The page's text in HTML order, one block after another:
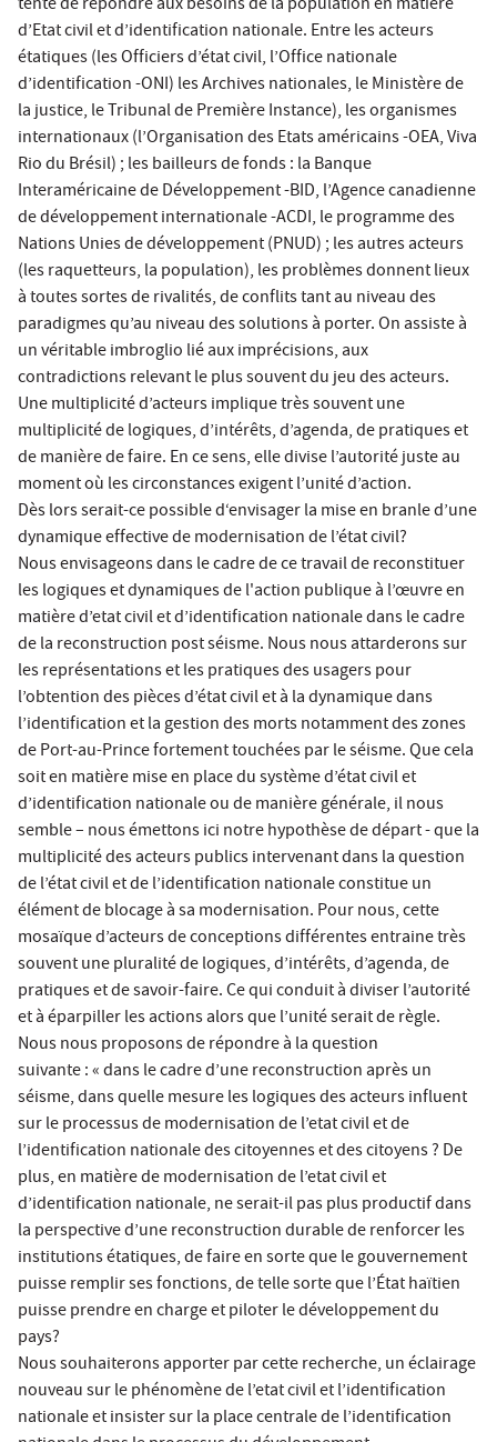
d’Etat civil et d’identification nationale. Entre les acteurs
étatiques (les Officiers d’état civil, l’Office nationale
d’identification -ONI) les Archives nationales, le Ministère de
la justice, le Tribunal de Première Instance), les organismes
internationaux (l’Organisation des Etats américains -OEA, Viva
Rio du Brésil) ; les bailleurs de fonds : la Banque
Interaméricaine de Développement -BID, l’Agence canadienne
de développement internationale -ACDI, le programme des
Nations Unies de développement (PNUD) ; les autres acteurs
(les raquetteurs, la population), les problèmes donnent lieux
à toutes sortes de rivalités, de conflits tant au niveau des
paradigmes qu’au niveau des solutions à porter. On assiste à
un véritable imbroglio lié aux imprécisions, aux
contradictions relevant le plus souvent du jeu des acteurs.
Une multiplicité d’acteurs implique très souvent une
multiplicité de logiques, d’intérêts, d’agenda, de pratiques et
de manière de faire. En ce sens, elle divise l’autorité juste au
moment où les circonstances exigent l’unité d’action.
Dès lors serait-ce possible d‘envisager la mise en branle d’une
dynamique effective de modernisation de l’état civil?
Nous envisageons dans le cadre de ce travail de reconstituer
les logiques et dynamiques de l'action publique à l’œuvre en
matière d’etat civil et d’identification nationale dans le cadre
de la reconstruction post séisme. Nous nous attarderons sur
les représentations et les pratiques des usagers pour
l’obtention des pièces d’état civil et à la dynamique dans
l’identification et la gestion des morts notamment des zones
de Port-au-Prince fortement touchées par le séisme. Que cela
soit en matière mise en place du système d’état civil et
d’identification nationale ou de manière générale, il nous
semble – nous émettons ici notre hypothèse de départ - que la
multiplicité des acteurs publics intervenant dans la question
de l’état civil et de l’identification nationale constitue un
élément de blocage à sa modernisation. Pour nous, cette
mosaïque d’acteurs de conceptions différentes entraine très
souvent une pluralité de logiques, d’intérêts, d’agenda, de
pratiques et de savoir-faire. Ce qui conduit à diviser l’autorité
et à éparpiller les actions alors que l’unité serait de règle.
Nous nous proposons de répondre à la question
suivante : « dans le cadre d’une reconstruction après un
séisme, dans quelle mesure les logiques des acteurs influent
sur le processus de modernisation de l’etat civil et de
l’identification nationale des citoyennes et des citoyens ? De
plus, en matière de modernisation de l’etat civil et
d’identification nationale, ne serait-il pas plus productif dans
la perspective d’une reconstruction durable de renforcer les
institutions étatiques, de faire en sorte que le gouvernement
puisse remplir ses fonctions, de telle sorte que l’État haïtien
puisse prendre en charge et piloter le développement du
pays?
Nous souhaiterons apporter par cette recherche, un éclairage
nouveau sur le phénomène de l’etat civil et l’identification
nationale et insister sur la place centrale de l’identification